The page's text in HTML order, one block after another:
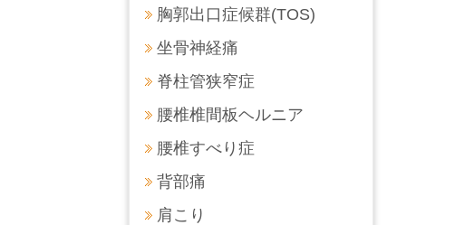
胸郭出口症候群(TOS)
坐骨神経痛
脊柱管狭窄症
腰椎椎間板ヘルニア
腰椎すべり症
背部痛
肩こり